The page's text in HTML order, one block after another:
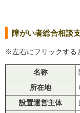
障がい者総合相談
※左右にフリックする
名称
所在地
設置運営主体